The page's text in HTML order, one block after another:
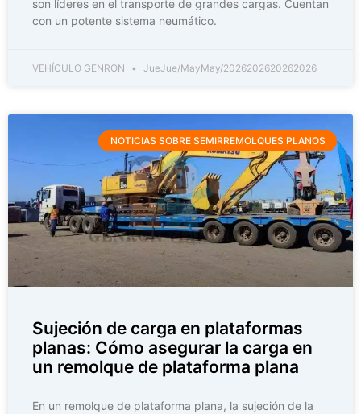
son líderes en el transporte de grandes cargas. Cuentan
con un potente sistema neumático.
VEHÍCULO GENRON JueJue/MayMay/2026202620262026
NOTICIAS SOBRE SEMIRREMOLQUES PLANOS
Sujeción de carga en plataformas
planas: Cómo asegurar la carga en
un remolque de plataforma plana
En un remolque de plataforma plana, la sujeción de la